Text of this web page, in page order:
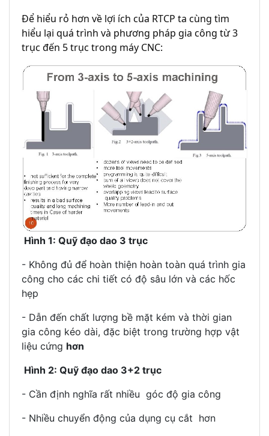
Để hiểu rỏ hơn về lợi ích của RTCP ta cùng tìm
hiểu lại quá trình và phương pháp gia công từ 3
trục đến 5 trục trong máy CNC:
Hình 1: Quỹ đạo dao 3 trục
- Không đủ để hoàn thiện hoàn toàn quá trình gia
công cho các chi tiết có độ sâu lớn và các hốc
hẹp
- Dẫn đến chất lượng bề mặt kém và thời gian
gia công kéo dài, đặc biệt trong trường hợp vật
liệu cứng hơn
Hình 2: Quỹ đạo dao 3+2 trục
- Cần định nghĩa rất nhiều góc độ gia công
- Nhiều chuyển động của dụng cụ cắt hơn